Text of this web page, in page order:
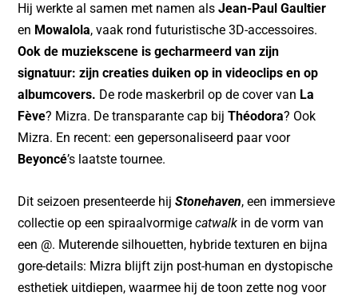
Hij werkte al samen met namen alsJean-Paul Gaultier
en Mowalola, vaak rond futuristische 3D-accessoires.
Ook de muziekscene is gecharmeerd van zijn
signatuur: zijn creaties duiken op in videoclips en op
albumcovers. De rode maskerbril op de cover van La
Fève? Mizra. De transparante cap bijThéodora? Ook
Mizra. En recent: een gepersonaliseerd paar voor
Beyoncé’s laatste tournee.
Dit seizoen presenteerde hijStonehaven, een immersieve
collectie op een spiraalvormigecatwalk in de vorm van
een @. Muterende silhouetten, hybride texturen en bijna
gore-details: Mizra blijft zijn post-human en dystopische
esthetiek uitdiepen, waarmee hij de toon zette nog voor